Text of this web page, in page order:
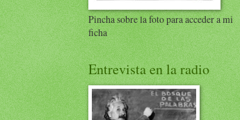
Pincha sobre la foto para acceder a mi
ficha
Entrevista en la radio